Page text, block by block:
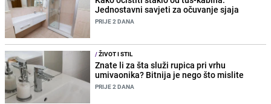
Jednostavni savjeti za očuvanje sjaja
PRIJE 2 DANA
/ŽIVOT I STIL
Znate li za šta služi rupica pri vrhu
umivaonika? Bitnija je nego što mislite
PRIJE 2 DANA